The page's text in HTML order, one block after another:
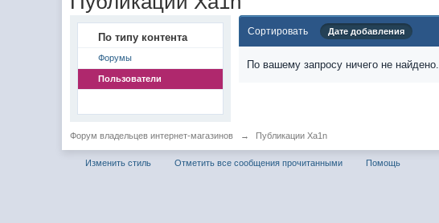
По типу контента
Форумы
Пользователи
Сортировать Дате добавления
По вашему запросу ничего не найдено.
Форум владельцев интернет-магазинов → Публикации Xa1n
Изменить стиль Отметить все сообщения прочитанными Помощь